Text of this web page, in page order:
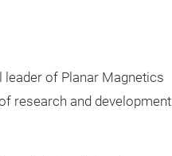
leader of Planar Magnetics
research and development